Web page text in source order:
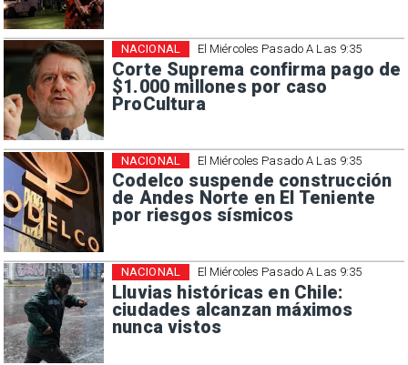
El Miércoles Pasado A Las 9:35
Corte Suprema confirma pago de
$1.000 millones por caso
ProCultura
NACIONAL
El Miércoles Pasado A Las 9:35
Codelco suspende construcción
de Andes Norte en El Teniente
por riesgos sísmicos
NACIONAL
El Miércoles Pasado A Las 9:35
Lluvias históricas en Chile:
ciudades alcanzan máximos
nunca vistos
NACIONAL